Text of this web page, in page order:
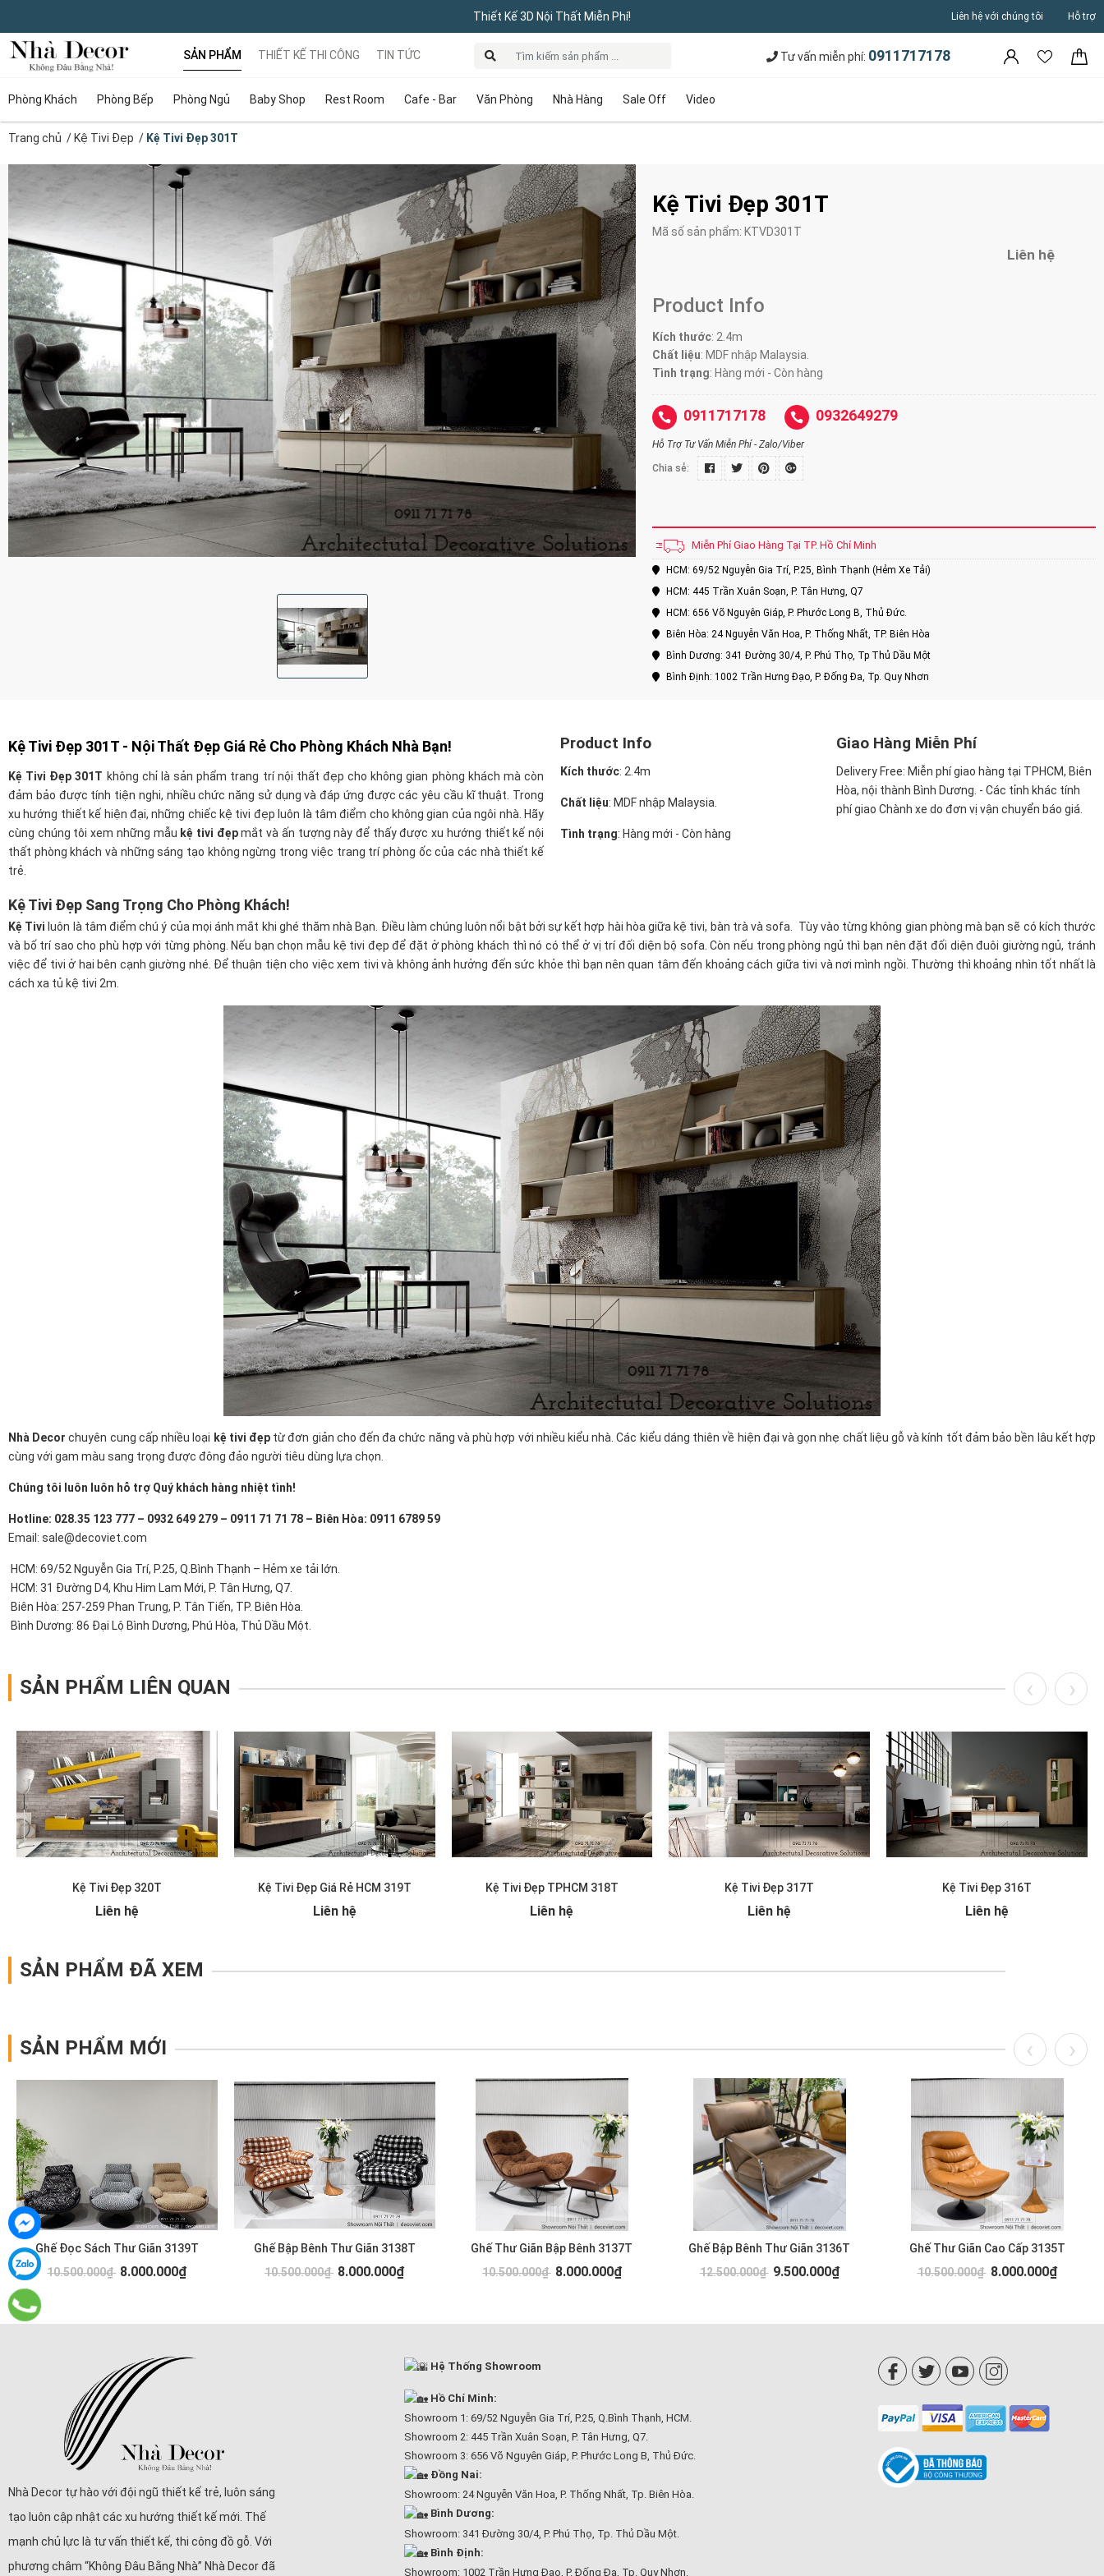
Thiết Kế 3D Nội Thất Miễn Phí! Liên hệ với chúng tôi Hỗ trợ
SẢN PHẨM
Phòng Khách Phòng Bếp Phòng Ngủ Baby Shop Rest Room Cafe - Bar Văn Phòng Nhà Hàng Sale Off Video
THIẾT KẾ THI CÔNG TIN TỨC Tư vấn miễn phí: 0911717178
Trang chủ / Kệ Tivi Đẹp / Kệ Tivi Đẹp 301T
Kệ Tivi Đẹp 301T
Mã số sản phẩm: KTVD301T
Liên hệ
Product Info
Kích thước: 2.4m
Chất liệu: MDF nhập Malaysia.
Tình trạng: Hàng mới - Còn hàng
0911717178 0932649279
Hỗ Trợ Tư Vấn Miễn Phí - Zalo/Viber
Chia sẻ:
Miễn Phí Giao Hàng Tại TP. Hồ Chí Minh
HCM: 69/52 Nguyễn Gia Trí, P.25, Bình Thạnh (Hẻm Xe Tải)
HCM: 445 Trần Xuân Soạn, P. Tân Hưng, Q7
HCM: 656 Võ Nguyên Giáp, P. Phước Long B, Thủ Đức.
Biên Hòa: 24 Nguyễn Văn Hoa, P. Thống Nhất, TP. Biên Hòa
Bình Dương: 341 Đường 30/4, P. Phú Thọ, Tp Thủ Dầu Một
Bình Định: 1002 Trần Hưng Đạo, P. Đống Đa, Tp. Quy Nhơn
Kệ Tivi Đẹp 301T - Nội Thất Đẹp Giá Rẻ Cho Phòng Khách Nhà Bạn!
Kệ Tivi Đẹp 301T không chỉ là sản phẩm trang trí nội thất đẹp cho không gian phòng khách mà còn
đảm bảo được tính tiện nghi, nhiều chức năng sử dụng và đáp ứng được các yêu cầu kĩ thuật. Trong
xu hướng thiết kế hiện đại, những chiếc kệ tivi đẹp luôn là tâm điểm cho không gian của ngôi nhà. Hãy
cùng chúng tôi xem những mẫu kệ tivi đẹpmắt và ấn tượng này để thấy được xu hướng thiết kế nội
thất phòng khách và những sáng tạo không ngừng trong việc trang trí phòng ốc của các nhà thiết kế
trẻ.
Product Info
Kích thước: 2.4m
Chất liệu: MDF nhập Malaysia.
Tình trạng: Hàng mới - Còn hàng
Giao Hàng Miễn Phí
Delivery Free: Miễn phí giao hàng tại TPHCM, Biên
Hòa, nội thành Bình Dương. - Các tỉnh khác tính
phí giao Chành xe do đơn vị vận chuyển báo giá.
Kệ Tivi Đẹp Sang Trọng Cho Phòng Khách!
Kệ Tivi luôn là tâm điểm chú ý của mọi ánh mắt khi ghé thăm nhà Bạn. Điều làm chúng luôn nổi bật bởi sự kết hợp hài hòa giữa kệ tivi, bàn trà và sofa. Tùy vào từng không gian phòng mà bạn sẽ có kích thước
và bố trí sao cho phù hợp với từng phòng. Nếu bạn chọn mẫu kệ tivi đẹp để đặt ở phòng khách thì nó có thể ở vị trí đối diện bộ sofa. Còn nếu trong phòng ngủ thì bạn nên đặt đối diện đuôi giường ngủ, tránh
việc để tivi ở hai bên cạnh giường nhé. Để thuận tiện cho việc xem tivi và không ảnh hưởng đến sức khỏe thì bạn nên quan tâm đến khoảng cách giữa tivi và nơi mình ngồi. Thường thì khoảng nhìn tốt nhất là
cách xa tủ kệ tivi 2m.
Nhà Decor chuyên cung cấp nhiều loại kệ tivi đẹptừ đơn giản cho đến đa chức năng và phù hợp với nhiều kiểu nhà. Các kiểu dáng thiên về hiện đại và gọn nhẹ chất liệu gỗ và kính tốt đảm bảo bền lâu kết hợp
cùng với gam màu sang trọng được đông đảo người tiêu dùng lựa chọn.
Chúng tôi luôn luôn hỗ trợ Quý khách hàng nhiệt tình!
Hotline: 028.35 123 777 – 0932 649 279 – 0911 71 71 78 – Biên Hòa: 0911 6789 59
Email: sale@decoviet.com
HCM: 69/52 Nguyễn Gia Trí, P.25, Q.Bình Thạnh – Hẻm xe tải lớn.
HCM: 31 Đường D4, Khu Him Lam Mới, P. Tân Hưng, Q7.
Biên Hòa: 257-259 Phan Trung, P. Tân Tiến, TP. Biên Hòa.
Bình Dương: 86 Đại Lộ Bình Dương, Phú Hòa, Thủ Dầu Một.
SẢN PHẨM LIÊN QUAN
Kệ Tivi Đẹp 320T
Liên hệ
Kệ Tivi Đẹp Giá Rẻ HCM 319T
Liên hệ
Kệ Tivi Đẹp TPHCM 318T
Liên hệ
Kệ Tivi Đẹp 317T
Liên hệ
Kệ Tivi Đẹp 316T
Liên hệ
SẢN PHẨM ĐÃ XEM
SẢN PHẨM MỚI
Ghế Đọc Sách Thư Giãn 3139T
10.500.000₫ 8.000.000₫
Ghế Bập Bênh Thư Giãn 3138T
10.500.000₫ 8.000.000₫
Ghế Thư Giãn Bập Bênh 3137T
10.500.000₫ 8.000.000₫
Ghế Bập Bênh Thư Giãn 3136T
12.500.000₫ 9.500.000₫
Ghế Thư Giãn Cao Cấp 3135T
10.500.000₫ 8.000.000₫
Nhà Decor tự hào với đội ngũ thiết kế trẻ, luôn sáng
tạo luôn cập nhật các xu hướng thiết kế mới. Thế
mạnh chủ lực là tư vấn thiết kế, thi công đồ gỗ. Với
phương châm “Không Đâu Bằng Nhà” Nhà Decor đã
Hệ Thống Showroom
Hồ Chí Minh:
Showroom 1: 69/52 Nguyễn Gia Trí, P.25, Q.Bình Thạnh, HCM.
Showroom 2: 445 Trần Xuân Soạn, P. Tân Hưng, Q7.
Showroom 3: 656 Võ Nguyên Giáp, P. Phước Long B, Thủ Đức.
Đồng Nai:
Showroom: 24 Nguyễn Văn Hoa, P. Thống Nhất, Tp. Biên Hòa.
Bình Dương:
Showroom: 341 Đường 30/4, P. Phú Thọ, Tp. Thủ Dầu Một.
Bình Định:
Showroom: 1002 Trần Hưng Đạo, P. Đống Đa, Tp. Quy Nhơn.